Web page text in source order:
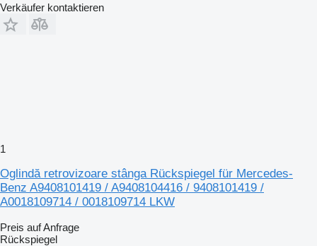
Verkäufer kontaktieren
1
Oglindă retrovizoare stânga Rückspiegel für Mercedes-
Benz A9408101419 / A9408104416 / 9408101419 /
A0018109714 / 0018109714 LKW
Preis auf Anfrage
Rückspiegel